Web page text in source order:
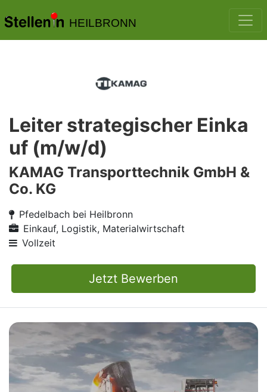
HEILBRONN
Leiter strategischer Einka
uf (m/w/d)
KAMAG Transporttechnik GmbH &
Co. KG
Pfedelbach bei Heilbronn
Einkauf, Logistik, Materialwirtschaft
Vollzeit
Jetzt Bewerben